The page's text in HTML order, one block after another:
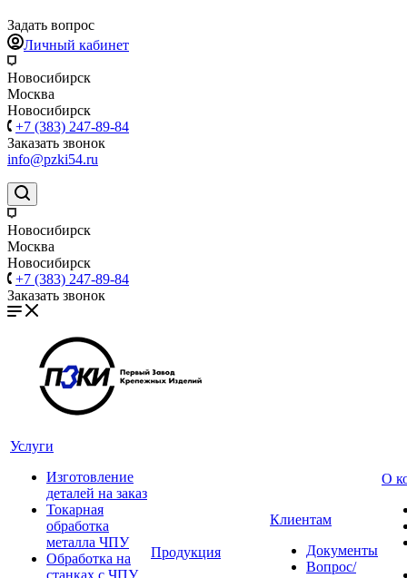
Задать вопрос
Личный кабинет
Новосибирск
Москва
Новосибирск
+7 (383) 247-89-84
Заказать звонок
info@pzki54.ru
Новосибирск
Москва
Новосибирск
+7 (383) 247-89-84
Заказать звонок
Услуги
Изготовление
деталей на заказ
Токарная
обработка
металла ЧПУ
Обработка на
станках с ЧПУ
Продукция
Клиентам
Документы
Вопрос/
О